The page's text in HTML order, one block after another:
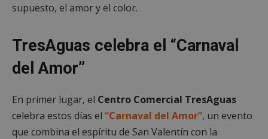
supuesto, el amor y el color.
TresAguas celebra el “Carnaval
del Amor”
En primer lugar, el Centro Comercial TresAguas
celebra estos días el “Carnaval del Amor”, un evento
que combina el espíritu de San Valentín con la